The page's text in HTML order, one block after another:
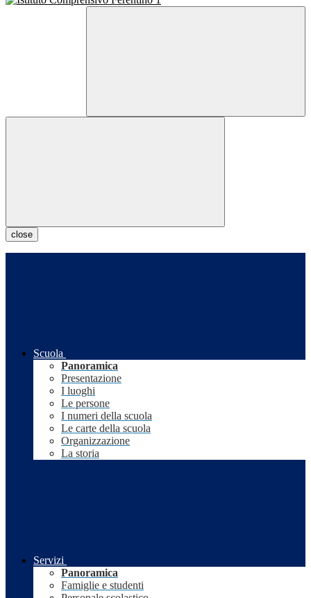
close
Scuola
Panoramica
Presentazione
I luoghi
Le persone
I numeri della scuola
Le carte della scuola
Organizzazione
La storia
Servizi
Panoramica
Famiglie e studenti